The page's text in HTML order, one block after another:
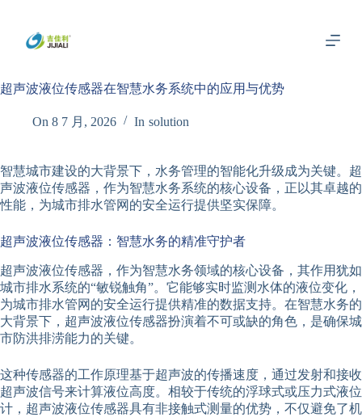
内
超声波液位传感器在智慧水务系统中的应用与优势
On 8 7 月, 2026 In solution
智慧城市建设的大背景下，水务管理的智能化升级成为关键。超
声波液位传感器，作为智慧水务系统的核心设备，正以其卓越的
性能，为城市排水管网的安全运行提供坚实保障。
超声波液位传感器：智慧水务的精准守护者
超声波液位传感器，作为智慧水务领域的核心设备，其作用犹如
城市排水系统的“敏锐触角”。它能够实时监测水体的液位变化，
为城市排水管网的安全运行提供精准的数据支持。在智慧水务的
大背景下，超声波液位传感器扮演着不可或缺的角色，是确保城
市防洪排涝能力的关键。
这种传感器的工作原理基于超声波的传播速度，通过发射和接收
超声波信号来计算液位高度。相较于传统的浮球式或压力式液位
计，超声波液位传感器具有非接触式测量的优势，不仅避免了机